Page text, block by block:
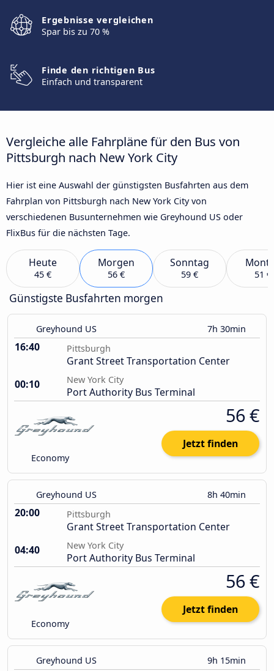
Ergebnisse vergleichen
Spar bis zu 70 %
Finde den richtigen Bus
Einfach und transparent
Vergleiche alle Fahrpläne für den Bus von
Pittsburgh nach New York City
Hier ist eine Auswahl der günstigsten Busfahrten aus dem
Fahrplan von Pittsburgh nach New York City von
verschiedenen Busunternehmen wie Greyhound US oder
FlixBus für die nächsten Tage.
Heute
45 €
Morgen
56 €
Sonntag
59 € 51 €
Günstigste Busfahrten morgen
Greyhound US 7h 30min
16:40 Pittsburgh
Grant Street Transportation Center
00:10
New York City
Port Authority Bus Terminal
Economy
56 €
Jetzt finden
Greyhound US 8h 40min
20:00 Pittsburgh
Grant Street Transportation Center
04:40
New York City
Port Authority Bus Terminal
Economy
56 €
Jetzt finden
Greyhound US 9h 15min